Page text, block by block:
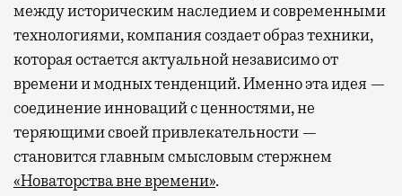
между историческим наследием и современными
технологиями, компания создает образ техники,
которая остается актуальной независимо от
времени и модных тенденций. Именно эта идея —
соединение инноваций с ценностями, не
теряющими своей привлекательности —
становится главным смысловым стержнем
«Новаторства вне времени».